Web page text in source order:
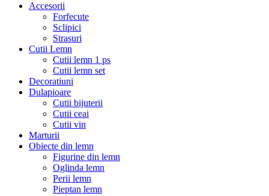
Accesorii
Forfecute
Sclipici
Strasuri
Cutii Lemn
Cutii lemn 1 ps
Cutii lemn set
Decoratiuni
Dulapioare
Cutii bijuterii
Cutii ceai
Cutii vin
Marturii
Obiecte din lemn
Figurine din lemn
Oglinda lemn
Perii lemn
Pieptan lemn